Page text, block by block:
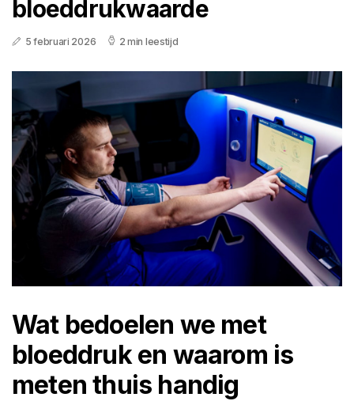
bloeddrukwaarde
5 februari 2026 2 min leestijd
Wat bedoelen we met
bloeddruk en waarom is
meten thuis handig